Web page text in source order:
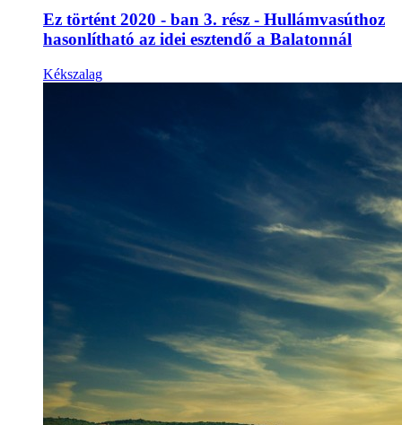
Ez történt 2020 - ban 3. rész - Hullámvasúthoz
hasonlítható az idei esztendő a Balatonnál
Kékszalag